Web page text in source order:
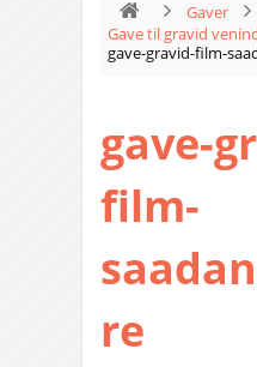
Gaver
Gave til gravid
gave-gravid-film-
gave-
film-
re